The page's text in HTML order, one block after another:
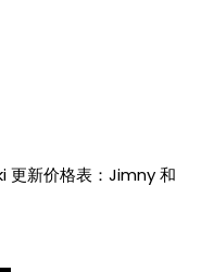
更新价格表：Jimny 和
好吃”